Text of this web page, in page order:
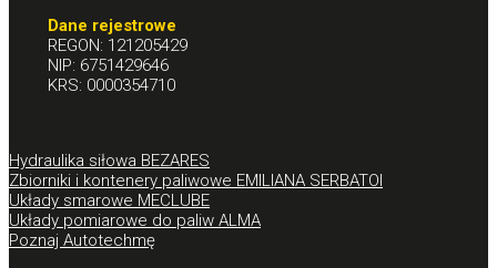
Dane rejestrowe
REGON: 121205429
NIP: 6751429646
KRS: 0000354710
Hydraulika siłowa BEZARES
Zbiorniki i kontenery paliwowe EMILIANA SERBATOI
Układy smarowe MECLUBE
Układy pomiarowe do paliw ALMA
Poznaj Autotechmę